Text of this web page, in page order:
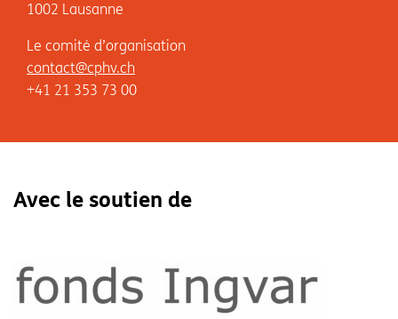
1002 Lausanne
Le comité d’organisation
contact@cphv.ch
+41 21 353 73 00
Avec le soutien de